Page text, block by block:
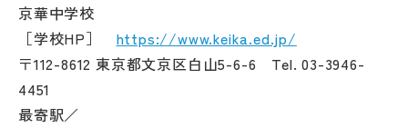
京華中学校
［学校HP］ https://www.keika.ed.jp/
〒112-8612 東京都文京区白山5-6-6 Tel. 03-3946-
4451
最寄駅／